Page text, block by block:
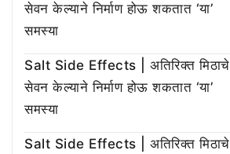
सेवन केल्याने निर्माण होऊ शकतात ‘या’
समस्या
Salt Side Effects | अतिरिक्त मिठाचे
सेवन केल्याने निर्माण होऊ शकतात ‘या’
समस्या
Salt Side Effects | अतिरिक्त मिठाचे